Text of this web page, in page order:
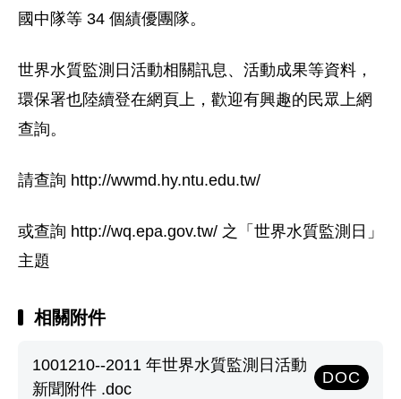
國中隊等 34 個績優團隊。
世界水質監測日活動相關訊息、活動成果等資料，
環保署也陸續登在網頁上，歡迎有興趣的民眾上網
查詢。
請查詢 http://wwmd.hy.ntu.edu.tw/
或查詢 http://wq.epa.gov.tw/ 之「世界水質監測日」
主題
相關附件
1001210--2011 年世界水質監測日活動
新聞附件 .doc
DOC